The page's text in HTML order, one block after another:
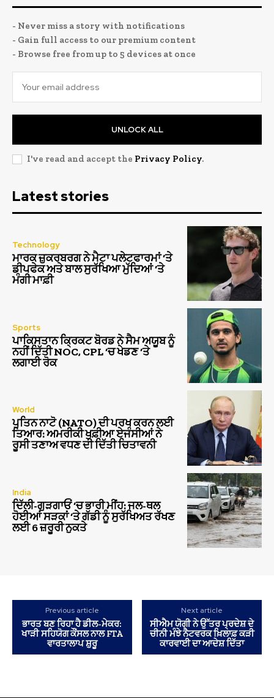
- Never miss a story with notifications
- Gain full access to our premium content
- Browse free from up to 5 devices at once
UNLOCK ALL
I've read and accept the Privacy Policy.
Latest stories
Technology
ਮਾਰਕ ਜ਼ੁਕਰਬਰਗ ਨੇ ਮੈਟਾ ਪਲੇਟਫਾਰਮਾਂ ‘ਤੇ
ਡੀਪਫੇਕ ਅਤੇ ਬਾਲ ਸੁਰੱਖਿਆ ਮੁੱਦਿਆਂ ‘ਤੇ
ਮੰਗੀ ਮਾਫ਼ੀ
Sports
ਪਾਕਿਸਤਾਨ ਕ੍ਰਿਕਟ ਬੋਰਡ ਨੇ ਸੈਮ ਅਯੂਬ ਨੂੰ
ਨਹੀਂ ਦਿੱਤੀ NOC, CPL ‘ਚ ਖੇਡਣ ‘ਤੇ
ਲਗਾਈ ਰੋਕ
World
ਪੁਤਿਨ ਨਾਟੋ (NATO) ਦੀ ਪਰਖ ਕਰਨ ਲਈ
ਤਿਆਰ: ਅਮਰੀਕੀ ਖੁਫ਼ੀਆ ਏਜੰਸੀਆਂ ਨੇ
ਰੂਸੀ ਤਣਾਅ ਵਧਣ ਦੀ ਦਿੱਤੀ ਚਿਤਾਵਨੀ
India
ਦਿੱਲੀ-ਗੁੜਗਾਓਂ ‘ਚ ਭਾਰੀ ਮੀਂਹ: ਜਲ-ਥਲ
ਹੋਈਆਂ ਸੜਕਾਂ ‘ਤੇ ਗੱਡੀ ਨੂੰ ਸੁਰੱਖਿਅਤ ਰੱਖਣ
ਲਈ 6 ਜ਼ਰੂਰੀ ਨੁਕਤੇ
Previous article
ਭਾਰਤ ਬਣ ਰਿਹਾ ਹੈ ਡੀਲ-ਮੇਕਰ:
ਖਾੜੀ ਸਹਿਯੋਗ ਕੌਂਸਲ ਨਾਲ FTA
ਵਾਰਤਾਲਾਪ ਸ਼ੁਰੂ
Next article
ਸੀਐਮ ਯੋਗੀ ਨੇ ਉੱਤਰ ਪ੍ਰਦੇਸ਼ ਦੇ
ਚੀਨੀ ਮੰਝੇ ਨੈਟਵਰਕ ਖ਼ਿਲਾਫ਼ ਕੜੀ
ਕਾਰਵਾਈ ਦਾ ਆਦੇਸ਼ ਦਿੱਤਾ